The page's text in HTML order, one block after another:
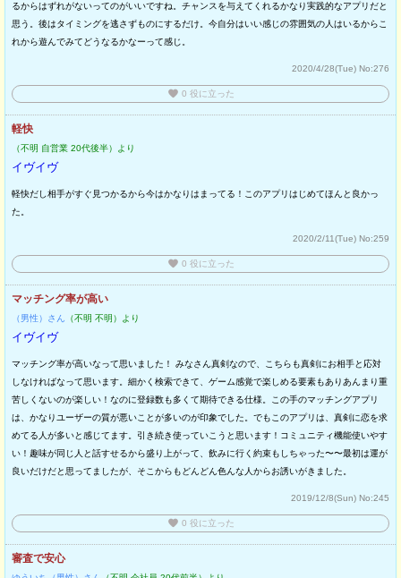
るからはずれがないってのがいいですね。チャンスを与えてくれるかなり実践的なアプリだと
思う。後はタイミングを逃さずものにするだけ。今自分はいい感じの雰囲気の人はいるからこ
れから遊んでみてどうなるかなーって感じ。
2020/4/28(Tue) No:276
favorite 0 役に立った
軽快
（不明 自営業 20代後半）より
イヴイヴ
軽快だし相手がすぐ見つかるから今はかなりはまってる！このアプリはじめてほんと良かっ
た。
2020/2/11(Tue) No:259
favorite 0 役に立った
マッチング率が高い
（男性）さん （不明 不明）より
イヴイヴ
マッチング率が高いなって思いました！ みなさん真剣なので、こちらも真剣にお相手と応対
しなければなって思います。細かく検索できて、ゲーム感覚で楽しめる要素もありあんまり重
苦しくないのが楽しい！なのに登録数も多くて期待できる仕様。この手のマッチングアプリ
は、かなりユーザーの質が悪いことが多いのが印象でした。でもこのアプリは、真剣に恋を求
めてる人が多いと感じてます。引き続き使っていこうと思います！コミュニティ機能使いやす
い！趣味が同じ人と話すせるから盛り上がって、飲みに行く約束もしちゃった〜〜最初は運が
良いだけだと思ってましたが、そこからもどんどん色んな人からお誘いがきました。
2019/12/8(Sun) No:245
favorite 0 役に立った
審査で安心